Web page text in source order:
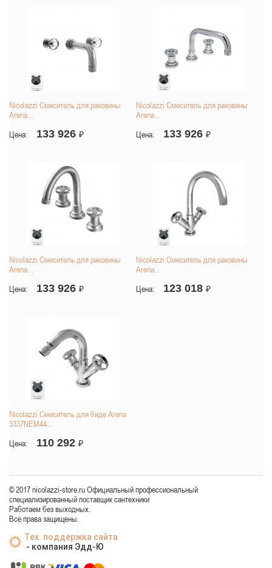
Nicolazzi Смеситель для раковины
Arena…
Цена: 133 926 ₽
Nicolazzi Смеситель для раковины
Arena…
Цена: 133 926 ₽
Nicolazzi Смеситель для раковины
Arena…
Цена: 133 926 ₽
Nicolazzi Смеситель для раковины
Arena…
Цена: 123 018 ₽
Nicolazzi Смеситель для биде Arena
3337NEM44…
Цена: 110 292 ₽
© 2017 nicolazzi-store.ru Официальный профессиональный
специализированный поставщик сантехники
Работаем без выходных.
Все права защищены.
Тех. поддержка сайта
- компания Эдд-Ю